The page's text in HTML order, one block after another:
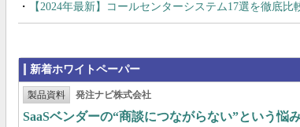
【2024年最新】コールセンターシステム17選を徹底
新着ホワイトペーパー
製品資料 発注ナビ株式会社
SaaSベンダーの“商談につながらない”という